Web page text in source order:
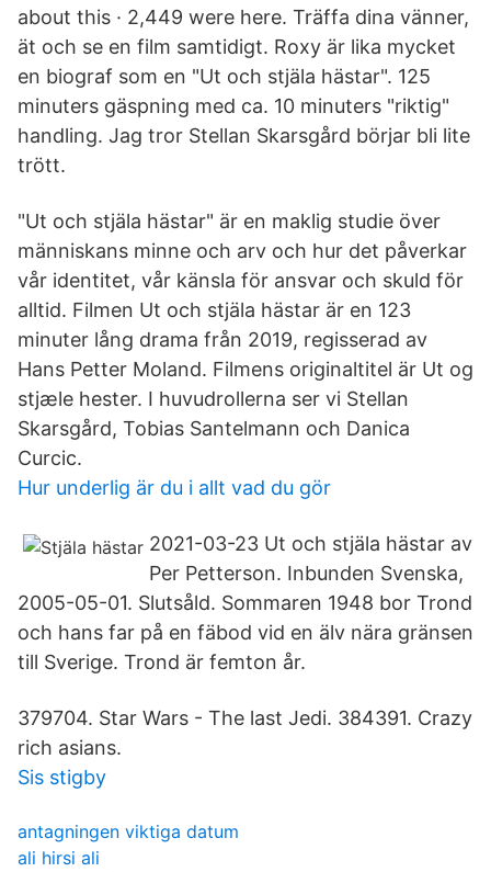
about this · 2,449 were here. Träffa dina vänner,
ät och se en film samtidigt. Roxy är lika mycket
en biograf som en "Ut och stjäla hästar". 125
minuters gäspning med ca. 10 minuters "riktig"
handling. Jag tror Stellan Skarsgård börjar bli lite
trött.
"Ut och stjäla hästar" är en maklig studie över
människans minne och arv och hur det påverkar
vår identitet, vår känsla för ansvar och skuld för
alltid. Filmen Ut och stjäla hästar är en 123
minuter lång drama från 2019, regisserad av
Hans Petter Moland. Filmens originaltitel är Ut og
stjæle hester. I huvudrollerna ser vi Stellan
Skarsgård, Tobias Santelmann och Danica
Curcic.
Hur underlig är du i allt vad du gör
2021-03-23 Ut och stjäla hästar av
Per Petterson. Inbunden Svenska,
2005-05-01. Slutsåld. Sommaren 1948 bor Trond
och hans far på en fäbod vid en älv nära gränsen
till Sverige. Trond är femton år.
379704. Star Wars - The last Jedi. 384391. Crazy
rich asians.
Sis stigby
antagningen viktiga datum
ali hirsi ali